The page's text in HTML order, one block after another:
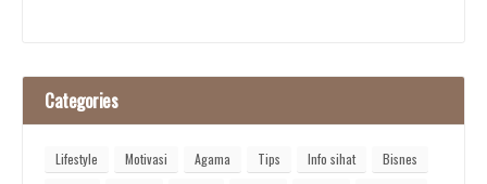
Categories
Lifestyle Motivasi Agama Tips Info sihat
Bisnes